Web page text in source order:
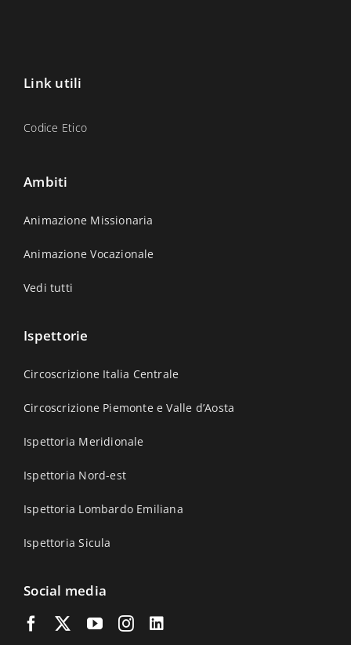
Link utili
Codice Etico
Ambiti
Animazione Missionaria
Animazione Vocazionale
Vedi tutti
Ispettorie
Circoscrizione Italia Centrale
Circoscrizione Piemonte e Valle d’Aosta
Ispettoria Meridionale
Ispettoria Nord-est
Ispettoria Lombardo Emiliana
Ispettoria Sicula
Social media